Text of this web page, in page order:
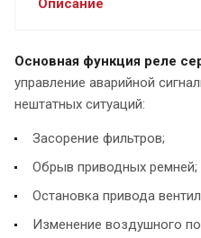
Описание
Основная функция реле
управление аварийной
нештатных ситуаций:
Засорение фильтров;
Обрыв приводных ремней;
Остановка привода
Изменение воздушного